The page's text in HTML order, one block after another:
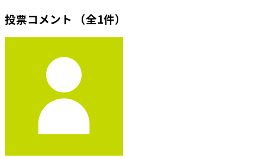
投票コメント （全1件）